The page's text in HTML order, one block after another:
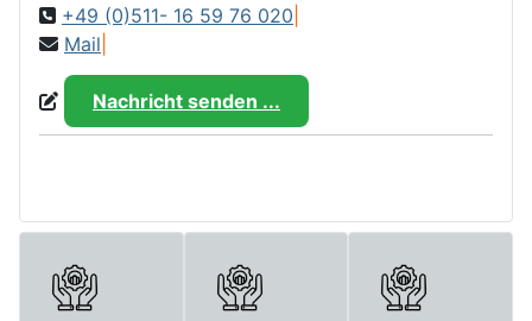
+49 (0)511- 16 59 76 020
Mail
Nachricht senden ...